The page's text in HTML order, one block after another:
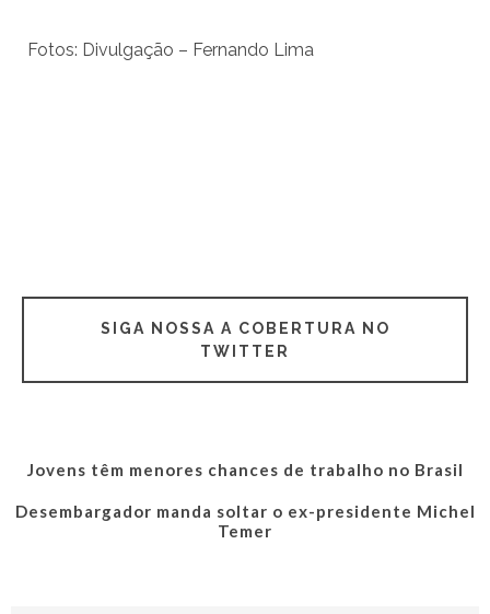
Fotos: Divulgação – Fernando Lima
SIGA NOSSA A COBERTURA NO
TWITTER
Jovens têm menores chances de trabalho no Brasil
Desembargador manda soltar o ex-presidente Michel
Temer